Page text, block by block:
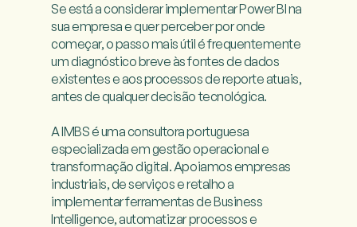
Se está a considerar implementar Power BI na
sua empresa e quer perceber por onde
começar, o passo mais útil é frequentemente
um diagnóstico breve às fontes de dados
existentes e aos processos de reporte atuais,
antes de qualquer decisão tecnológica.
A IMBS é uma consultora portuguesa
especializada em gestão operacional e
transformação digital. Apoiamos empresas
industriais, de serviços e retalho a
implementar ferramentas de Business
Intelligence, automatizar processos e